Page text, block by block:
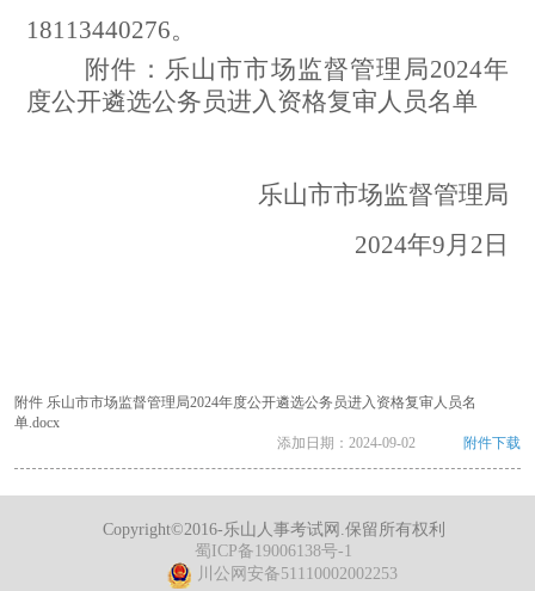
18113440276。
附件： 乐山市市场监督管理局2024年
度公开遴选公务员进入资格复审人员名单
乐山市市场监督管理局
2024年9月2日
附件 乐山市市场监督管理局2024年度公开遴选公务员进入资格复审人员名
单.docx
添加日期： 2024-09-02 附件下载
Copyright©2016-乐山人事考试网.保留所有权利
蜀ICP备19006138号-1
川公网安备51110002002253